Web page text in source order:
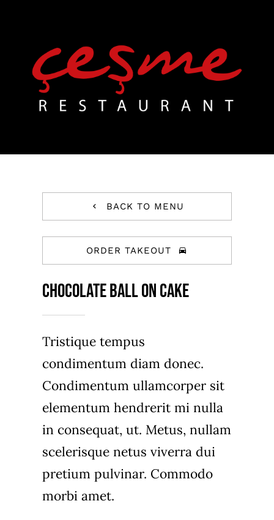
content
BACK TO MENU
ORDER TAKEOUT
Chocolate Ball On Cake
Tristique tempus
condimentum diam donec.
Condimentum ullamcorper sit
elementum hendrerit mi nulla
in consequat, ut. Metus, nullam
scelerisque netus viverra dui
pretium pulvinar. Commodo
morbi amet.